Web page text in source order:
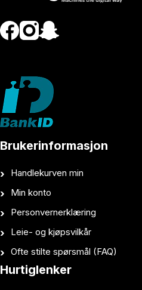
Brukerinformasjon
Handlekurven min
Min konto
Personvernerklæring
Leie- og kjøpsvilkår
Ofte stilte spørsmål (FAQ)
Hurtiglenker